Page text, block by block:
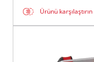
Ürünü karşılaştırın